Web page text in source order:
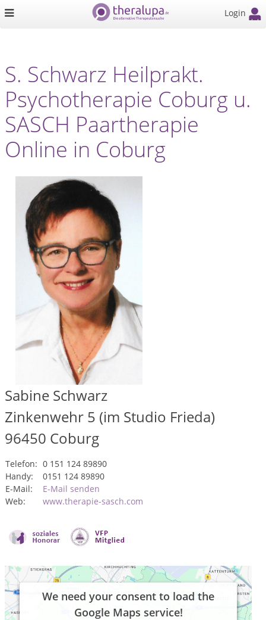
Login
S. Schwarz Heilprakt.
Psychotherapie Coburg u.
SASCH Paartherapie
Online in Coburg
Sabine Schwarz
Zinkenwehr 5 (im Studio Frieda)
96450 Coburg
Telefon: 0 151 124 89890
Handy:
0151 124 89890
E-Mail:
E-Mail senden
Web:
www.therapie-sasch.com
We need your consent to load the
Google Maps service!